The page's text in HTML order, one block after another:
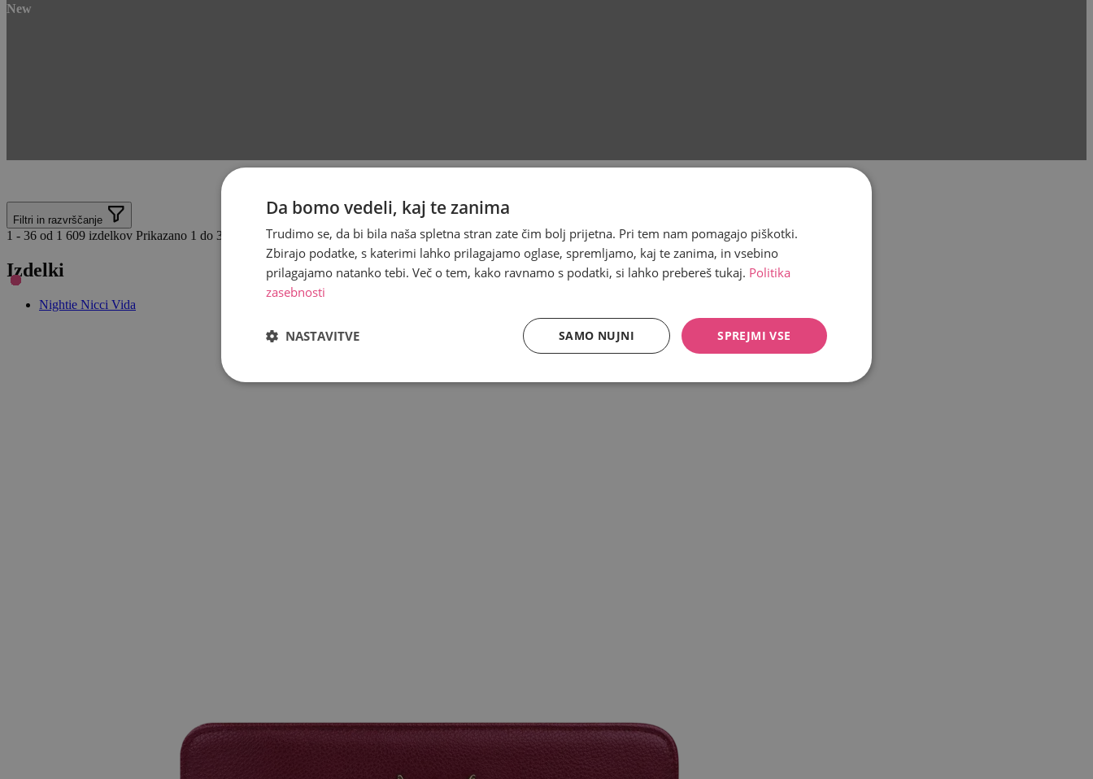
New
Filtri in razvrščanje
1 - 36 od 1 609 izdelkov Prikazano 1 do 36 od 1 609 izdelkov
Izdelki
Nightie Nicci Vida
Da bomo vedeli, kaj te zanima
Trudimo se, da bi bila naša spletna stran zate čim bolj prijetna. Pri tem nam pomagajo piškotki.
Zbirajo podatke, s katerimi lahko prilagajamo oglase, spremljamo, kaj te zanima, in vsebino
prilagajamo natanko tebi. Več o tem, kako ravnamo s podatki, si lahko prebereš tukaj. Politika
zasebnosti
SPREJMI VSE
SAMO NUJNI
NASTAVITVE